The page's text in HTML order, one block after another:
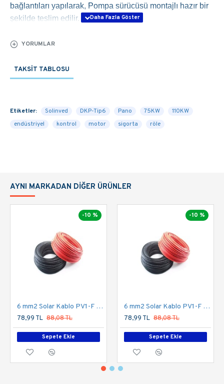
bağlantıları yapılarak, Pompa sürücüsü montajlı hazır bir
şekilde teslim edilir.
YORUMLAR
TAKSIT TABLOSU
Etiketler: Solinved DKP-Tip6 Pano 75KW
110KW
endüstriyel
kontrol motor sigorta röle
AYNI MARKADAN DIĞER ÜRÜNLER
-10 %
6 mm2 Solar Kablo PV1-F Kırmızı
78,99 TL 88,08 TL
Sepete Ekle
-10 %
6 mm2 Solar Kablo PV1-F Siyah
78,99 TL 88,08 TL
Sepete Ekle